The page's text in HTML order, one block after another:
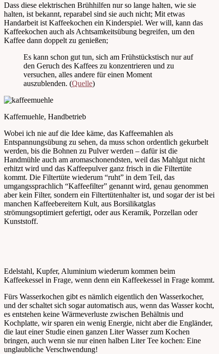
Dass diese elektrischen Brühhilfen nur so lange halten, wie sie
halten, ist bekannt, reparabel sind sie auch nicht; Mit etwas
Handarbeit ist Kaffeekochen ein Kinderspiel. Wer will, kann das
Kaffeekochen auch als Achtsamkeitsübung begreifen, um den
Kaffee dann doppelt zu genießen;
Es kann schon gut tun, sich am Frühstückstisch nur auf
den Geruch des Kaffees zu konzentrieren und zu
versuchen, alles andere für einen Moment
auszublenden. (Quelle)
Kaffemuehle, Handbetrieb
Wobei ich nie auf die Idee käme, das Kaffeemahlen als
Entspannungsübung zu sehen, da muss schon ordentlich gekurbelt
werden, bis die Bohnen zu Pulver werden – dafür ist die
Handmühle auch am aromaschonendsten, weil das Mahlgut nicht
erhitzt wird und das Kaffeepulver ganz frisch in die Filtertüte
kommt. Die Filtertüte wiederum “ruht” in dem Teil, das
umgangssprachlich “Kaffeefilter” genannt wird, genau genommen
aber kein Filter, sondern ein Filtertütenhalter ist, und sogar der ist bei
manchen Kaffeebereitern Kult, aus Borsilikatglas
strömungsoptimiert gefertigt, oder aus Keramik, Porzellan oder
Kunststoff.
Edelstahl, Kupfer, Aluminium wiederum kommen beim
Kaffeekessel in Frage, wenn denn ein Kaffeekessel in Frage kommt.
Fürs Wasserkochen gibt es nämlich eigentlich den Wasserkocher,
und der schaltet sich sogar automatisch aus, wenn das Wasser kocht,
es entstehen keine Wärmeverluste zwischen Behältnis und
Kochplatte, wir sparen ein wenig Energie, nicht aber die Engländer,
die laut einer Studie einen ganzen Liter Wasser zum Kochen
bringen, auch wenn sie nur einen halben Liter Tee kochen: Eine
unglaubliche Verschwendung!